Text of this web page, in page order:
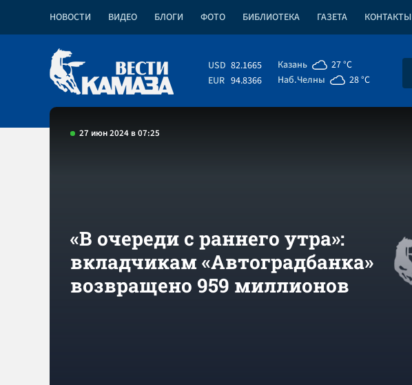
НОВОСТИ ВИДЕО БЛОГИ ФОТО БИБЛИОТЕКА ГАЗЕТА КОНТАКТЫ
USD 82.1665
EUR 94.8366
Казань
27 °C
Наб.Челны
28 °C
27 июн 2024 в 07:25
«В очереди с раннего утра»:
вкладчикам «Автоградбанка»
возвращено 959 миллионов